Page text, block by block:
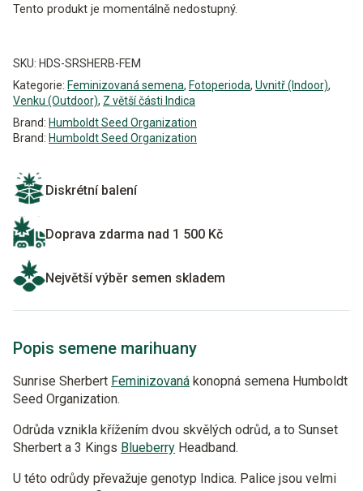
Tento produkt je momentálně nedostupný.
SKU: HDS-SRSHERB-FEM
Kategorie: Feminizovaná semena, Fotoperioda, Uvnitř (Indoor),
Venku (Outdoor), Z větší části Indica
Brand: Humboldt Seed Organization
Brand: Humboldt Seed Organization
Diskrétní balení
Doprava zdarma nad 1 500 Kč
Největší výběr semen skladem
Popis semene marihuany
Sunrise Sherbert Feminizovaná konopná semena Humboldt
Seed Organization.
Odrůda vznikla křížením dvou skvělých odrůd, a to Sunset
Sherbert a 3 Kings Blueberry Headband.
U této odrůdy převažuje genotyp Indica. Palice jsou velmi